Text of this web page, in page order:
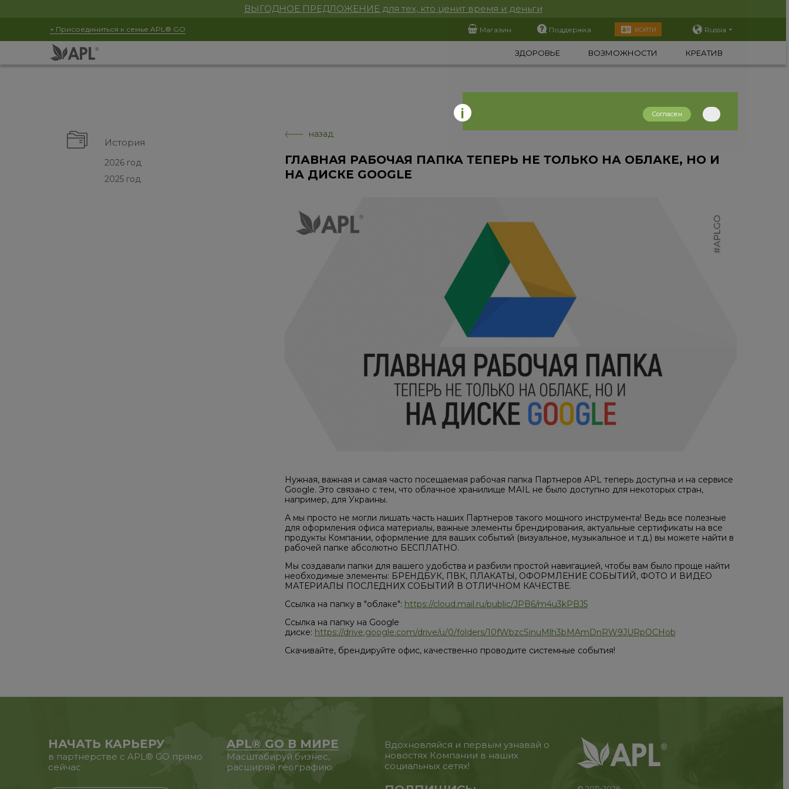
ВЫГОДНОЕ ПРЕДЛОЖЕНИЕ для тех, кто ценит время и деньги
+ Присоединиться к семье APL® GO Магазин Поддержка ВОЙТИ Russia
ЗДОРОВЬЕ ВОЗМОЖНОСТИ КРЕАТИВ
История
2026 год
2025 год
назад
ГЛАВНАЯ РАБОЧАЯ ПАПКА ТЕПЕРЬ НЕ ТОЛЬКО НА ОБЛАКЕ, НО И
НА ДИСКЕ GOOGLE
Нужная, важная и самая часто посещаемая рабочая папка Партнеров APL теперь доступна и на сервисе
Google. Это связано с тем, что облачное хранилище MAIL не было доступно для некоторых стран,
например, для Украины.
А мы просто не могли лишать часть наших Партнеров такого мощного инструмента! Ведь все полезные
для оформления офиса материалы, важные элементы брендирования, актуальные сертификаты на все
продукты Компании, оформление для ваших событий (визуальное, музыкальное и т.д.) вы можете найти в
рабочей папке абсолютно БЕСПЛАТНО.
Мы создавали папки для вашего удобства и разбили простой навигацией, чтобы вам было проще найти
необходимые элементы: БРЕНДБУК, ПВК, ПЛАКАТЫ, ОФОРМЛЕНИЕ СОБЫТИЙ, ФОТО И ВИДЕО
МАТЕРИАЛЫ ПОСЛЕДНИХ СОБЫТИЙ В ОТЛИЧНОМ КАЧЕСТВЕ.
Ссылка на папку в "облаке": https://cloud.mail.ru/public/JPB6/m4u3kPBJ5
Ссылка на папку на Google
диске: https://drive.google.com/drive/u/0/folders/10fWbzcSinuMlh3bMAmDnRW9JURpOCHob
Скачивайте, брендируйте офис, качественно проводите системные события!
НАЧАТЬ КАРЬЕРУ
в партнерстве с APL® GO прямо
сейчас
APL® GO В МИРЕ
Масштабируй бизнес,
расширяй географию.
Вдохновляйся и первым узнавай о
новостях Компании в наших
социальных сетях!
Согласен